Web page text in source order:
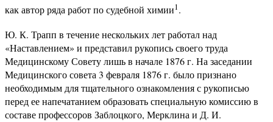
как автор ряда работ по судебной химии1.
Ю. К. Трапп в течение нескольких лет работал над
«Наставлением» и представил рукопись своего труда
Медицинскому Совету лишь в начале 1876 г. На заседании
Медицинского совета 3 февраля 1876 г. было признано
необходимым для тщательного ознакомления с рукописью
перед ее напечатанием образовать специальную комиссию в
составе профессоров Заблоцкого, Мерклина и Д. И.